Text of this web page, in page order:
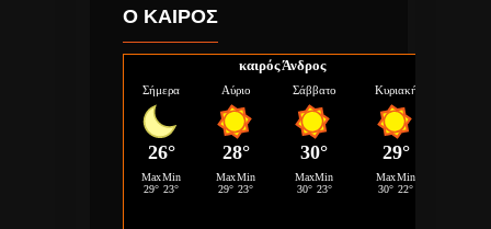
Ο ΚΑΙΡΟΣ
καιρός Άνδρος